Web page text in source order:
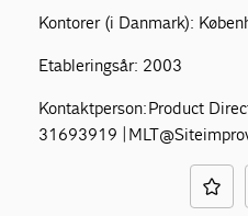
Kontorer (i Danmark):
Etableringsår: 2003
Kontaktperson: Product
31693919 |